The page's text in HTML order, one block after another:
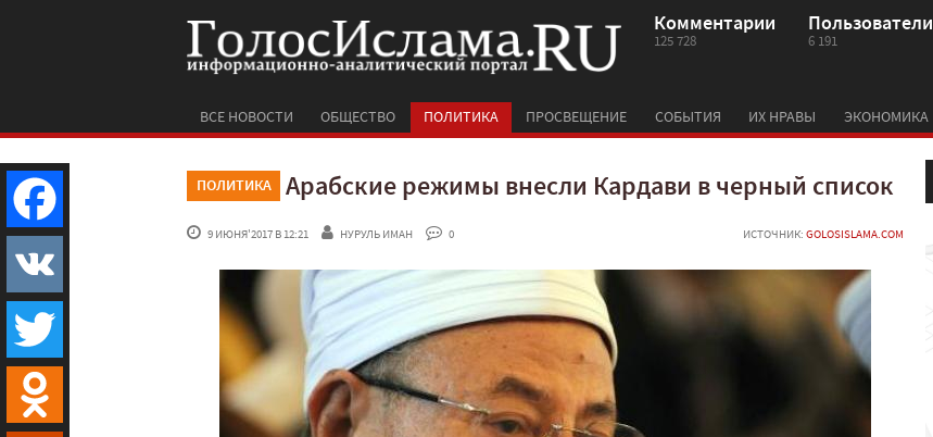
Комментарии
125 728
Пользователи
6 191
ВСЕ НОВОСТИ ОБЩЕСТВО ПОЛИТИКА ПРОСВЕЩЕНИЕ СОБЫТИЯ ИХ НРАВЫ ЭКОНОМИКА
ПОЛИТИКА Арабские режимы внесли Кардави в черный список
9 ИЮНЯ'2017 В 12:21 НУРУЛЬ ИМАН 0 ИСТОЧНИК: GOLOSISLAMA.COM
Facebook
VK
Twitter